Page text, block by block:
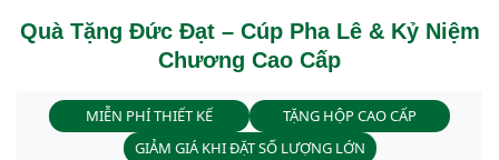
Quà Tặng Đức Đạt – Cúp Pha Lê & Kỷ Niệm
Chương Cao Cấp
MIỄN PHÍ THIẾT KẾ
TẶNG HỘP CAO CẤP
GIẢM GIÁ KHI ĐẶT SỐ LƯỢNG LỚN